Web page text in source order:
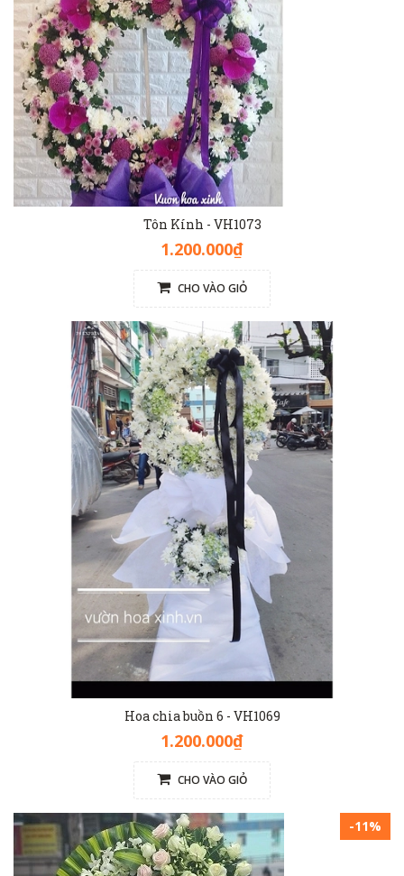
Tôn Kính - VH1073
1.200.000₫
CHO VÀO GIỎ
Hoa chia buồn 6 - VH1069
1.200.000₫
CHO VÀO GIỎ
-11%